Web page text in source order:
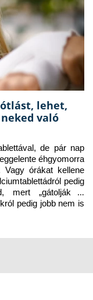
lehet,
való
de pár nap
éhgyomorra
Vagy órákat kellene
pedig
mert „gátolják a
pedig jobb nem is